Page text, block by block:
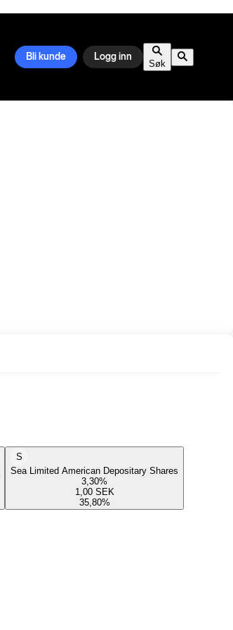
Bli kunde Logg inn
Søk
S
Sea Limited American Depositary Shares
3,30%
1,00 SEK
35,80%